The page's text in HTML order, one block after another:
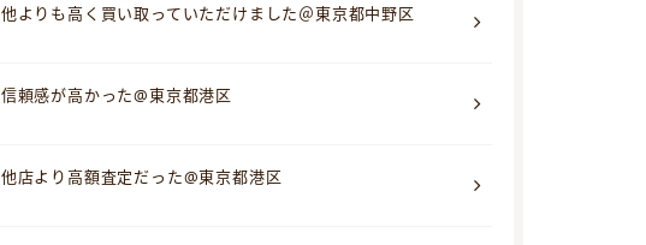
他よりも高く買い取っていただけました＠東京都中野区
信頼感が高かった@東京都港区
他店より高額査定だった@東京都港区